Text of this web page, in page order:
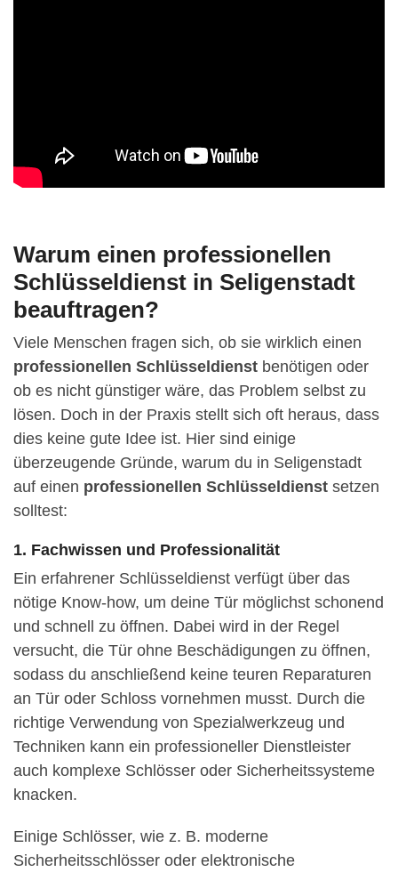
Warum einen professionellen
Schlüsseldienst in Seligenstadt
beauftragen?
Viele Menschen fragen sich, ob sie wirklich einen
professionellen Schlüsseldienst benötigen oder
ob es nicht günstiger wäre, das Problem selbst zu
lösen. Doch in der Praxis stellt sich oft heraus, dass
dies keine gute Idee ist. Hier sind einige
überzeugende Gründe, warum du in Seligenstadt
auf einen professionellen Schlüsseldienst setzen
solltest:
1. Fachwissen und Professionalität
Ein erfahrener Schlüsseldienst verfügt über das
nötige Know-how, um deine Tür möglichst schonend
und schnell zu öffnen. Dabei wird in der Regel
versucht, die Tür ohne Beschädigungen zu öffnen,
sodass du anschließend keine teuren Reparaturen
an Tür oder Schloss vornehmen musst. Durch die
richtige Verwendung von Spezialwerkzeug und
Techniken kann ein professioneller Dienstleister
auch komplexe Schlösser oder Sicherheitssysteme
knacken.
Einige Schlösser, wie z. B. moderne
Sicherheitsschlösser oder elektronische